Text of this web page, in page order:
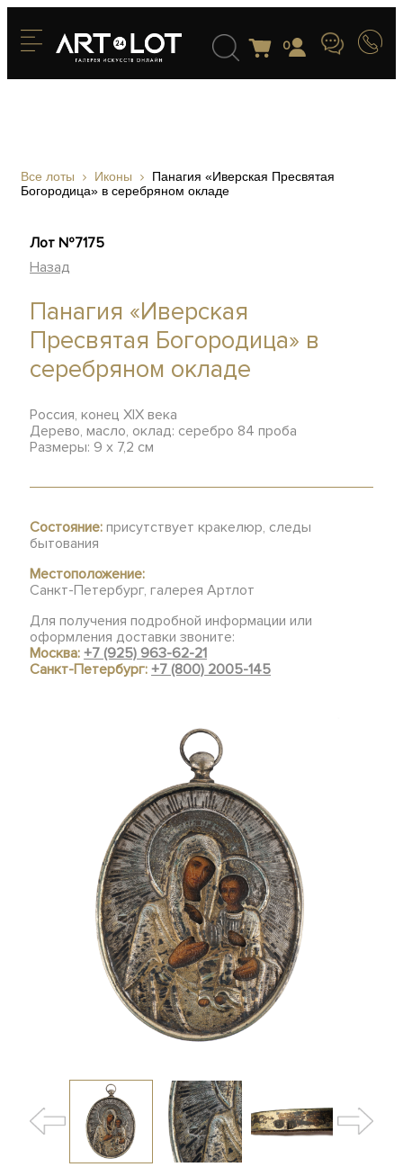
0
Все лоты Иконы
Панагия «Иверская Пресвятая
Богородица» в серебряном окладе
Лот №7175
Назад
Панагия «Иверская
Пресвятая Богородица» в
серебряном окладе
Россия, конец XIX века
Дерево, масло, оклад: серебро 84 проба
Размеры: 9 х 7,2 см
Состояние: присутствует кракелюр, следы
бытования
Местоположение:
Санкт-Петербург, галерея Артлот
Для получения подробной информации или
оформления доставки звоните:
Москва:+7 (925) 963-62-21
Санкт-Петербург:+7 (800) 2005-145